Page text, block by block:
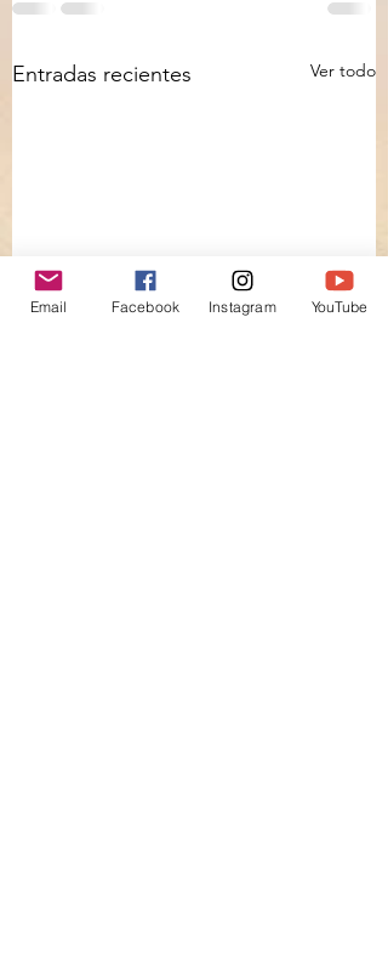
Entradas recientes Ver todo
Email Facebook Instagram YouTube